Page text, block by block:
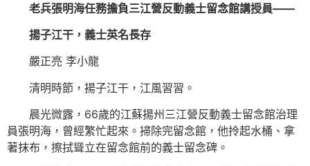
老兵張明海任務擔負三江營反動義士留念館講授員——
揚子江干，義士英名長存
嚴正亮 李小龍
清明時節，揚子江干，江風習習。
晨光微露，66歲的江蘇揚州三江營反動義士留念館治理
員張明海，曾經繁忙起來。掃除完留念館，他拎起水桶、拿
著抹布，擦拭聳立在留念館前的義士留念碑。